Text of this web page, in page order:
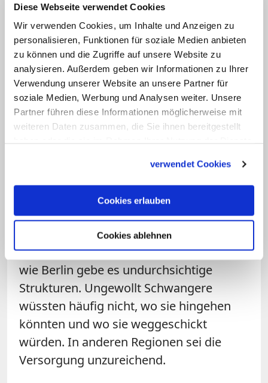
Diese Webseite verwendet Cookies
Wir verwenden Cookies, um Inhalte und Anzeigen zu
personalisieren, Funktionen für soziale Medien anbieten
zu können und die Zugriffe auf unsere Website zu
analysieren. Außerdem geben wir Informationen zu Ihrer
Verwendung unserer Website an unsere Partner für
soziale Medien, Werbung und Analysen weiter. Unsere
Partner führen diese Informationen möglicherweise mit
weiteren Daten zusammen, die Sie ihnen bereitgestellt
verwendet Cookies
Cookies erlauben
Cookies ablehnen
Juristinnenbund bei der Versorgungslage
bei Abtreibungen sowie bei der
Unterstützung von betroffenen Frauen
erheblichen Handlungsbedarf. Eine
realistische Sicherstellung könne nur
durch eine Verpflichtung oder durch
des öffentlichen Gesundheitswesens
Juristinnenbund. Die Berliner
Gynäkologin Mandy Mangler betonte, die
Versorgungslage sei regional
unterschiedlich. Auch in einer Großstadt
wie Berlin gebe es undurchsichtige
Strukturen. Ungewollt Schwangere
wüssten häufig nicht, wo sie hingehen
könnten und wo sie weggeschickt
würden. In anderen Regionen sei die
Versorgung unzureichend.